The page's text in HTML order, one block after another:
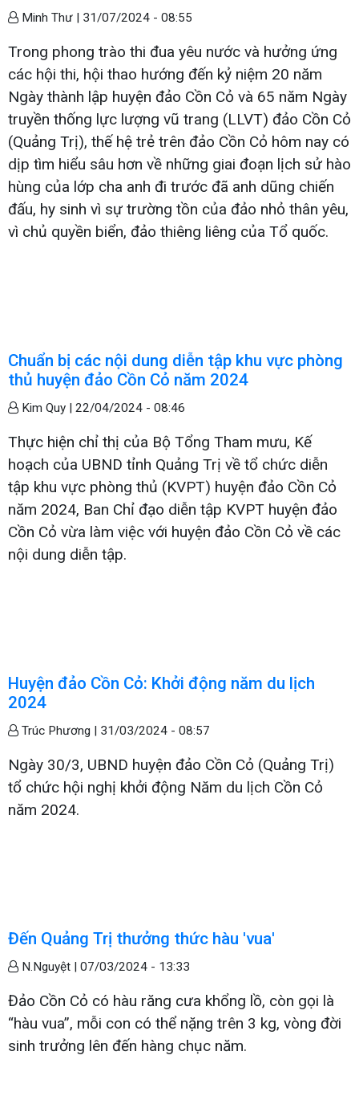
Minh Thư | 31/07/2024 - 08:55
Trong phong trào thi đua yêu nước và hưởng ứng
các hội thi, hội thao hướng đến kỷ niệm 20 năm
Ngày thành lập huyện đảo Cồn Cỏ và 65 năm Ngày
truyền thống lực lượng vũ trang (LLVT) đảo Cồn Cỏ
(Quảng Trị), thế hệ trẻ trên đảo Cồn Cỏ hôm nay có
dịp tìm hiểu sâu hơn về những giai đoạn lịch sử hào
hùng của lớp cha anh đi trước đã anh dũng chiến
đấu, hy sinh vì sự trường tồn của đảo nhỏ thân yêu,
vì chủ quyền biển, đảo thiêng liêng của Tổ quốc.
Chuẩn bị các nội dung diễn tập khu vực phòng
thủ huyện đảo Cồn Cỏ năm 2024
Kim Quy | 22/04/2024 - 08:46
Thực hiện chỉ thị của Bộ Tổng Tham mưu, Kế
hoạch của UBND tỉnh Quảng Trị về tổ chức diễn
tập khu vực phòng thủ (KVPT) huyện đảo Cồn Cỏ
năm 2024, Ban Chỉ đạo diễn tập KVPT huyện đảo
Cồn Cỏ vừa làm việc với huyện đảo Cồn Cỏ về các
nội dung diễn tập.
Huyện đảo Cồn Cỏ: Khởi động năm du lịch
2024
Trúc Phương | 31/03/2024 - 08:57
Ngày 30/3, UBND huyện đảo Cồn Cỏ (Quảng Trị)
tổ chức hội nghị khởi động Năm du lịch Cồn Cỏ
năm 2024.
Đến Quảng Trị thưởng thức hàu 'vua'
N.Nguyệt | 07/03/2024 - 13:33
Đảo Cồn Cỏ có hàu răng cưa khổng lồ, còn gọi là
“hàu vua”, mỗi con có thể nặng trên 3 kg, vòng đời
sinh trưởng lên đến hàng chục năm.